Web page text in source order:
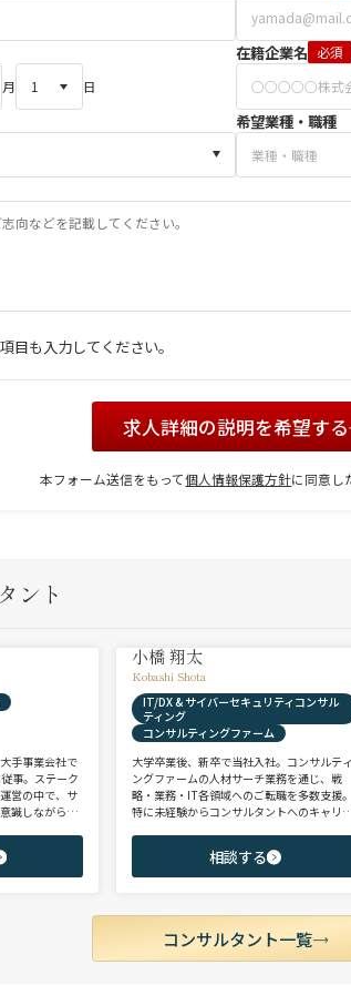
月 日
在籍企業名 必須
希望業種・職種
目も入力してください。
求人詳細の説明を希望する
本フォーム送信をもって個人情報保護方針に同意し
ント
手事業会社で
事。ステーク
営の中で、サ
識しながら意
を始めとする
ティブまでご
小橋 翔太
Kobashi Shota
IT/DX & サイバーセキュリティコンサル
ティング
コンサルティングファーム
大学卒業後、新卒で当社入社。コンサルティ
ングファームの人材サーチ業務を通じ、戦
略・業務・IT各領域へのご転職を多数支援。
特に未経験からコンサルタントへのキャリ
ご志向と市場動向を踏まえ最適なキャリアを
ご提案させていただきます。
相談する
コンサルタント一覧